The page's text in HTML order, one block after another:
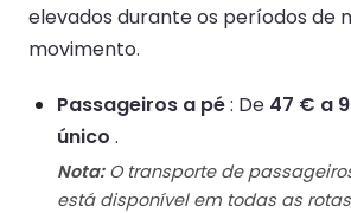
elevados durante os períodos de
movimento.
Passageiros a pé: De 47 € a
único .
Nota:O transporte de
está disponível em todas as